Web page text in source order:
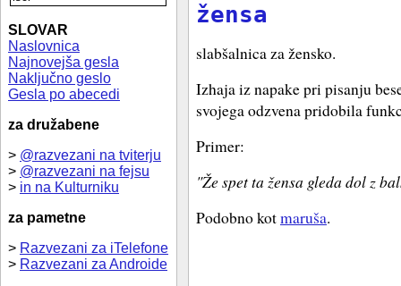
SLOVAR
Naslovnica
Najnovejša gesla
Naključno geslo
Gesla po abecedi
za družabene
> @razvezani na tviterju
> @razvezani na fejsu
> in na Kulturniku
za pametne
> Razvezani za iTelefone
> Razvezani za Androide
žensa
slabšalnica za žensko.
Izhaja iz napake pri pisanju
svojega odzvena pridobila
Primer:
"Že spet ta žensa gleda dol z
Podobno kotmaruša.